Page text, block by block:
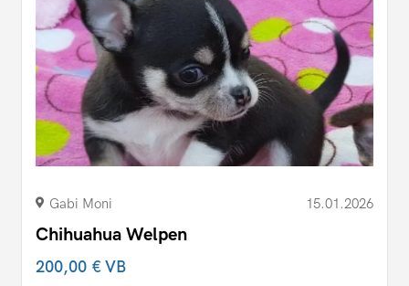
Gabi Moni 15.01.2026
Chihuahua Welpen
200,00 €VB